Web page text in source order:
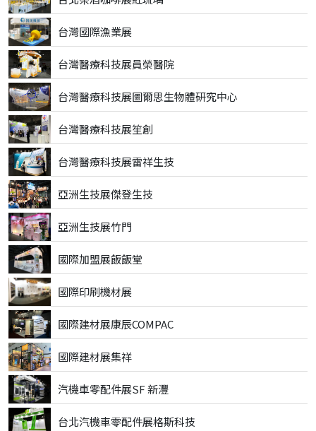
台灣國際漁業展
台灣醫療科技展員榮醫院
台灣醫療科技展圖爾思生物體研究中心
台灣醫療科技展笙創
台灣醫療科技展雷祥生技
亞洲生技展傑登生技
亞洲生技展竹門
國際加盟展飯飯堂
國際印刷機材展
國際建材展康辰COMPAC
國際建材展集祥
汽機車零配件展SF 新灃
台北汽機車零配件展格斯科技